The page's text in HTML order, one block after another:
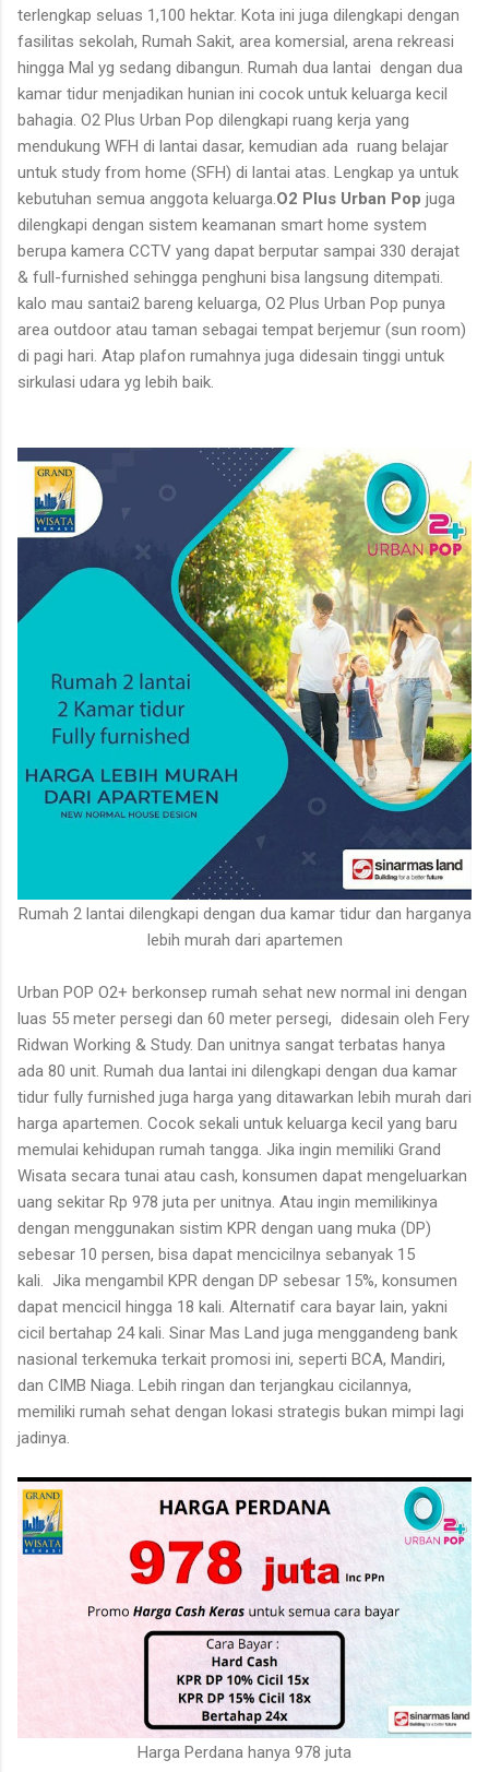
terlengkap seluas 1,100 hektar. Kota ini juga dilengkapi dengan
fasilitas sekolah, Rumah Sakit, area komersial, arena rekreasi
hingga Mal yg sedang dibangun. Rumah dua lantai dengan dua
kamar tidur menjadikan hunian ini cocok untuk keluarga kecil
bahagia. O2 Plus Urban Pop dilengkapi ruang kerja yang
mendukung WFH di lantai dasar, kemudian ada ruang belajar
untuk study from home (SFH) di lantai atas. Lengkap ya untuk
kebutuhan semua anggota keluarga. O2 Plus Urban Pop juga
dilengkapi dengan sistem keamanan smart home system
berupa kamera CCTV yang dapat berputar sampai 330 derajat
& full-furnished sehingga penghuni bisa langsung ditempati.
kalo mau santai2 bareng keluarga, O2 Plus Urban Pop punya
area outdoor atau taman sebagai tempat berjemur (sun room)
di pagi hari. Atap plafon rumahnya juga didesain tinggi untuk
sirkulasi udara yg lebih baik.
Rumah 2 lantai dilengkapi dengan dua kamar tidur dan harganya
lebih murah dari apartemen
Urban POP O2+ berkonsep rumah sehat new normal ini dengan
luas 55 meter persegi dan 60 meter persegi, didesain oleh Fery
Ridwan Working & Study. Dan unitnya sangat terbatas hanya
ada 80 unit. Rumah dua lantai ini dilengkapi dengan dua kamar
tidur fully furnished juga harga yang ditawarkan lebih murah dari
harga apartemen. Cocok sekali untuk keluarga kecil yang baru
memulai kehidupan rumah tangga. Jika ingin memiliki Grand
Wisata secara tunai atau cash, konsumen dapat mengeluarkan
uang sekitar Rp 978 juta per unitnya. Atau ingin memilikinya
dengan menggunakan sistim KPR dengan uang muka (DP)
sebesar 10 persen, bisa dapat mencicilnya sebanyak 15
kali. Jika mengambil KPR dengan DP sebesar 15%, konsumen
dapat mencicil hingga 18 kali. Alternatif cara bayar lain, yakni
cicil bertahap 24 kali. Sinar Mas Land juga menggandeng bank
nasional terkemuka terkait promosi ini, seperti BCA, Mandiri,
dan CIMB Niaga. Lebih ringan dan terjangkau cicilannya,
memiliki rumah sehat dengan lokasi strategis bukan mimpi lagi
jadinya.
Harga Perdana hanya 978 juta